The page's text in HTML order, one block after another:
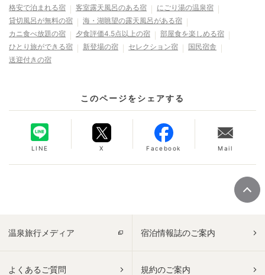
格安で泊まれる宿
客室露天風呂のある宿
にごり湯の温泉宿
貸切風呂が無料の宿
海・湖眺望の露天風呂がある宿
カニ食べ放題の宿
夕食評価4.5点以上の宿
部屋食を楽しめる宿
ひとり旅ができる宿
新登場の宿 セレクション宿
国民宿舎
送迎付きの宿
このページをシェアする
LINE X Facebook Mail
温泉旅行メディア 宿泊情報誌のご案内
よくあるご質問 規約のご案内